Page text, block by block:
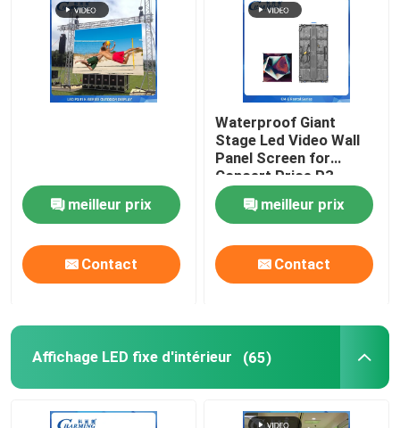
meilleur prix
Contact
Waterproof Giant
Stage Led Video Wall
Panel Screen for
Concert Price,P3
Rental Outdoor Led
Display Screen
Outdoor Led Screen
meilleur prix
Contact
Affichage LED fixe d'intérieur (65)